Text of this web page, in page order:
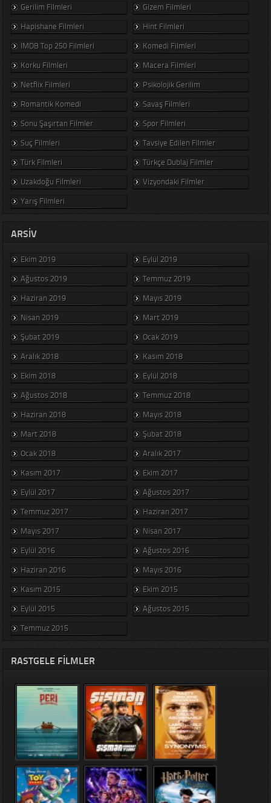
Gerilim Filmleri
Gizem Filmleri
Hapishane Filmleri
Hint Filmleri
IMDB Top 250 Filmleri
Komedi Filmleri
Korku Filmleri
Macera Filmleri
Netflix Filmleri
Psikolojik Gerilim
Romantik Komedi
Savaş Filmleri
Sonu Şaşırtan Filmler
Spor Filmleri
Suç Filmleri
Tavsiye Edilen Filmler
Türk Filmleri
Türkçe Dublaj Filmler
Uzakdoğu Filmleri
Vizyondaki Filmler
Yarış Filmleri
ARSIV
Ekim 2019
Eylül 2019
Ağustos 2019
Temmuz 2019
Haziran 2019
Mayıs 2019
Nisan 2019
Mart 2019
Şubat 2019
Ocak 2019
Aralık 2018
Kasım 2018
Ekim 2018
Eylül 2018
Ağustos 2018
Temmuz 2018
Haziran 2018
Mayıs 2018
Mart 2018
Şubat 2018
Ocak 2018
Aralık 2017
Kasım 2017
Ekim 2017
Eylül 2017
Ağustos 2017
Temmuz 2017
Haziran 2017
Mayıs 2017
Nisan 2017
Eylül 2016
Ağustos 2016
Haziran 2016
Mayıs 2016
Kasım 2015
Ekim 2015
Eylül 2015
Ağustos 2015
Temmuz 2015
RASTGELE FILMLER